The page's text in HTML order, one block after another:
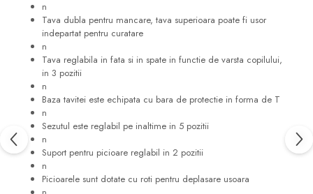
n
Tava dubla pentru mancare, tava superioara poate fi usor
indepartat pentru curatare
n
Tava reglabila in fata si in spate in functie de varsta copilului,
in 3 pozitii
n
Baza tavitei este echipata cu bara de protectie in forma de T
n
Sezutul este reglabil pe inaltime in 5 pozitii
n
Suport pentru picioare reglabil in 2 pozitii
n
Picioarele sunt dotate cu roti pentru deplasare usoara